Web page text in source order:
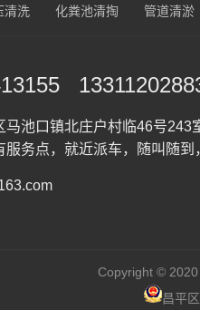
清洗 化粪池清掏 管道清淤
马池口镇北庄户村临46号243
服务点，就近派车，随叫随到
Copyright © 2020
昌平